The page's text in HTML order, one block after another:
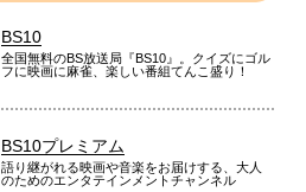
BS10
全国無料のBS放送局『BS10』。クイズにゴル
フに映画に麻雀、楽しい番組てんこ盛り！
BS10プレミアム
語り継がれる映画や音楽をお届けする、大人
のためのエンタテインメントチャンネル